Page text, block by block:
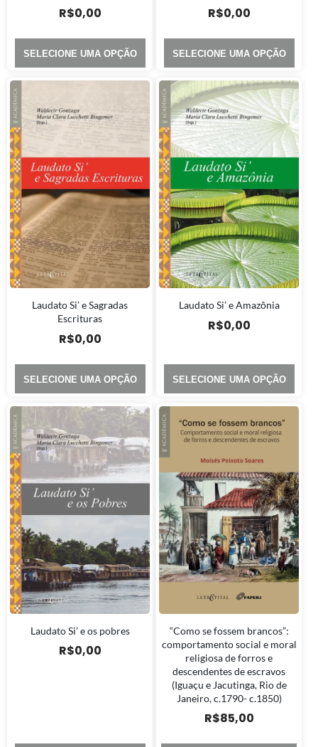
R$0,00
SELECIONE UMA OPÇÃO
R$0,00
SELECIONE UMA OPÇÃO
Laudato Si’ e Sagradas
Escrituras
R$0,00
SELECIONE UMA OPÇÃO
Laudato Si’ e Amazônia
R$0,00
SELECIONE UMA OPÇÃO
Laudato Si’ e os pobres
R$0,00
“Como se fossem brancos”:
comportamento social e moral
religiosa de forros e
descendentes de escravos
(Iguaçu e Jacutinga, Rio de
Janeiro, c.1790- c.1850)
R$85,00